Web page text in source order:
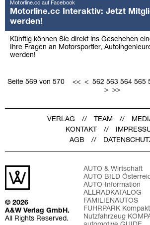
Motorline.cc auf Facebook
Motorline.cc Interaktiv: Jetzt
werden!
Künftig können Sie direkt ins Geschehen
Ihre Fragen an Motorsportler,
werden!
Seite 569 von 570 << < 562 563 564 565
>
>>
VERLAG TEAM
KONTAKT
AGB
© 2026
A&W Verlag GmbH.
All Rights Reserved.
AUTO & Wirtschaft
AUTO BILD
AUTO-Information
ALLRADKATALOG
FAMILIENAUTOS
FUHRPARK Kompakt
Nutzfahrzeug